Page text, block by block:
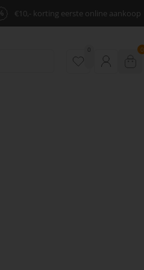
€10,- korting eerste online aankoop
0 0